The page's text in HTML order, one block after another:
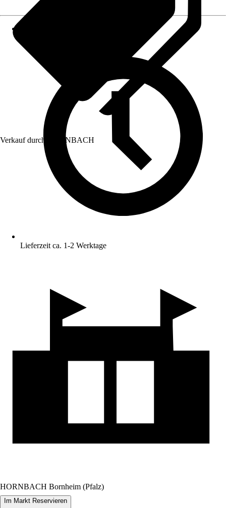
Verkauf durch: HORNBACH
Lieferzeit ca. 1-2 Werktage
HORNBACH Bornheim (Pfalz)
Im Markt Reservieren